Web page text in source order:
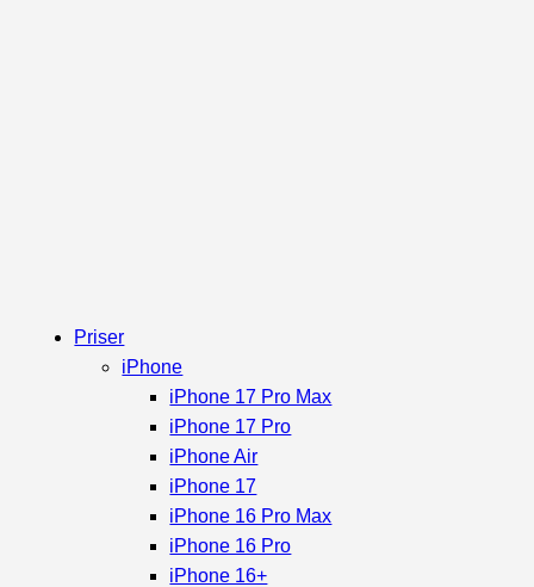
Priser
iPhone
iPhone 17 Pro Max
iPhone 17 Pro
iPhone Air
iPhone 17
iPhone 16 Pro Max
iPhone 16 Pro
iPhone 16+